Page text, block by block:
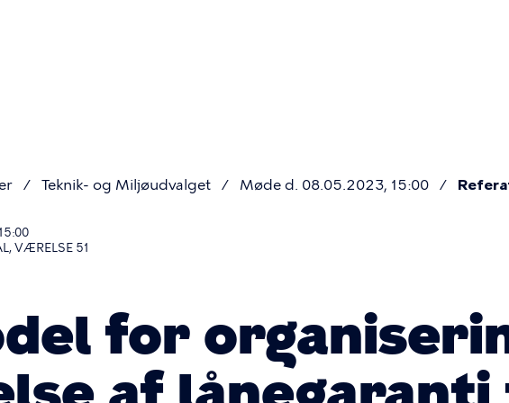
Teknik- og Miljøudvalget Møde d. 08.05.2023, 15:00
VÆRELSE 51
for